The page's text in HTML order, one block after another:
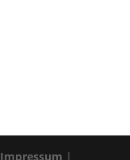
Impressum |